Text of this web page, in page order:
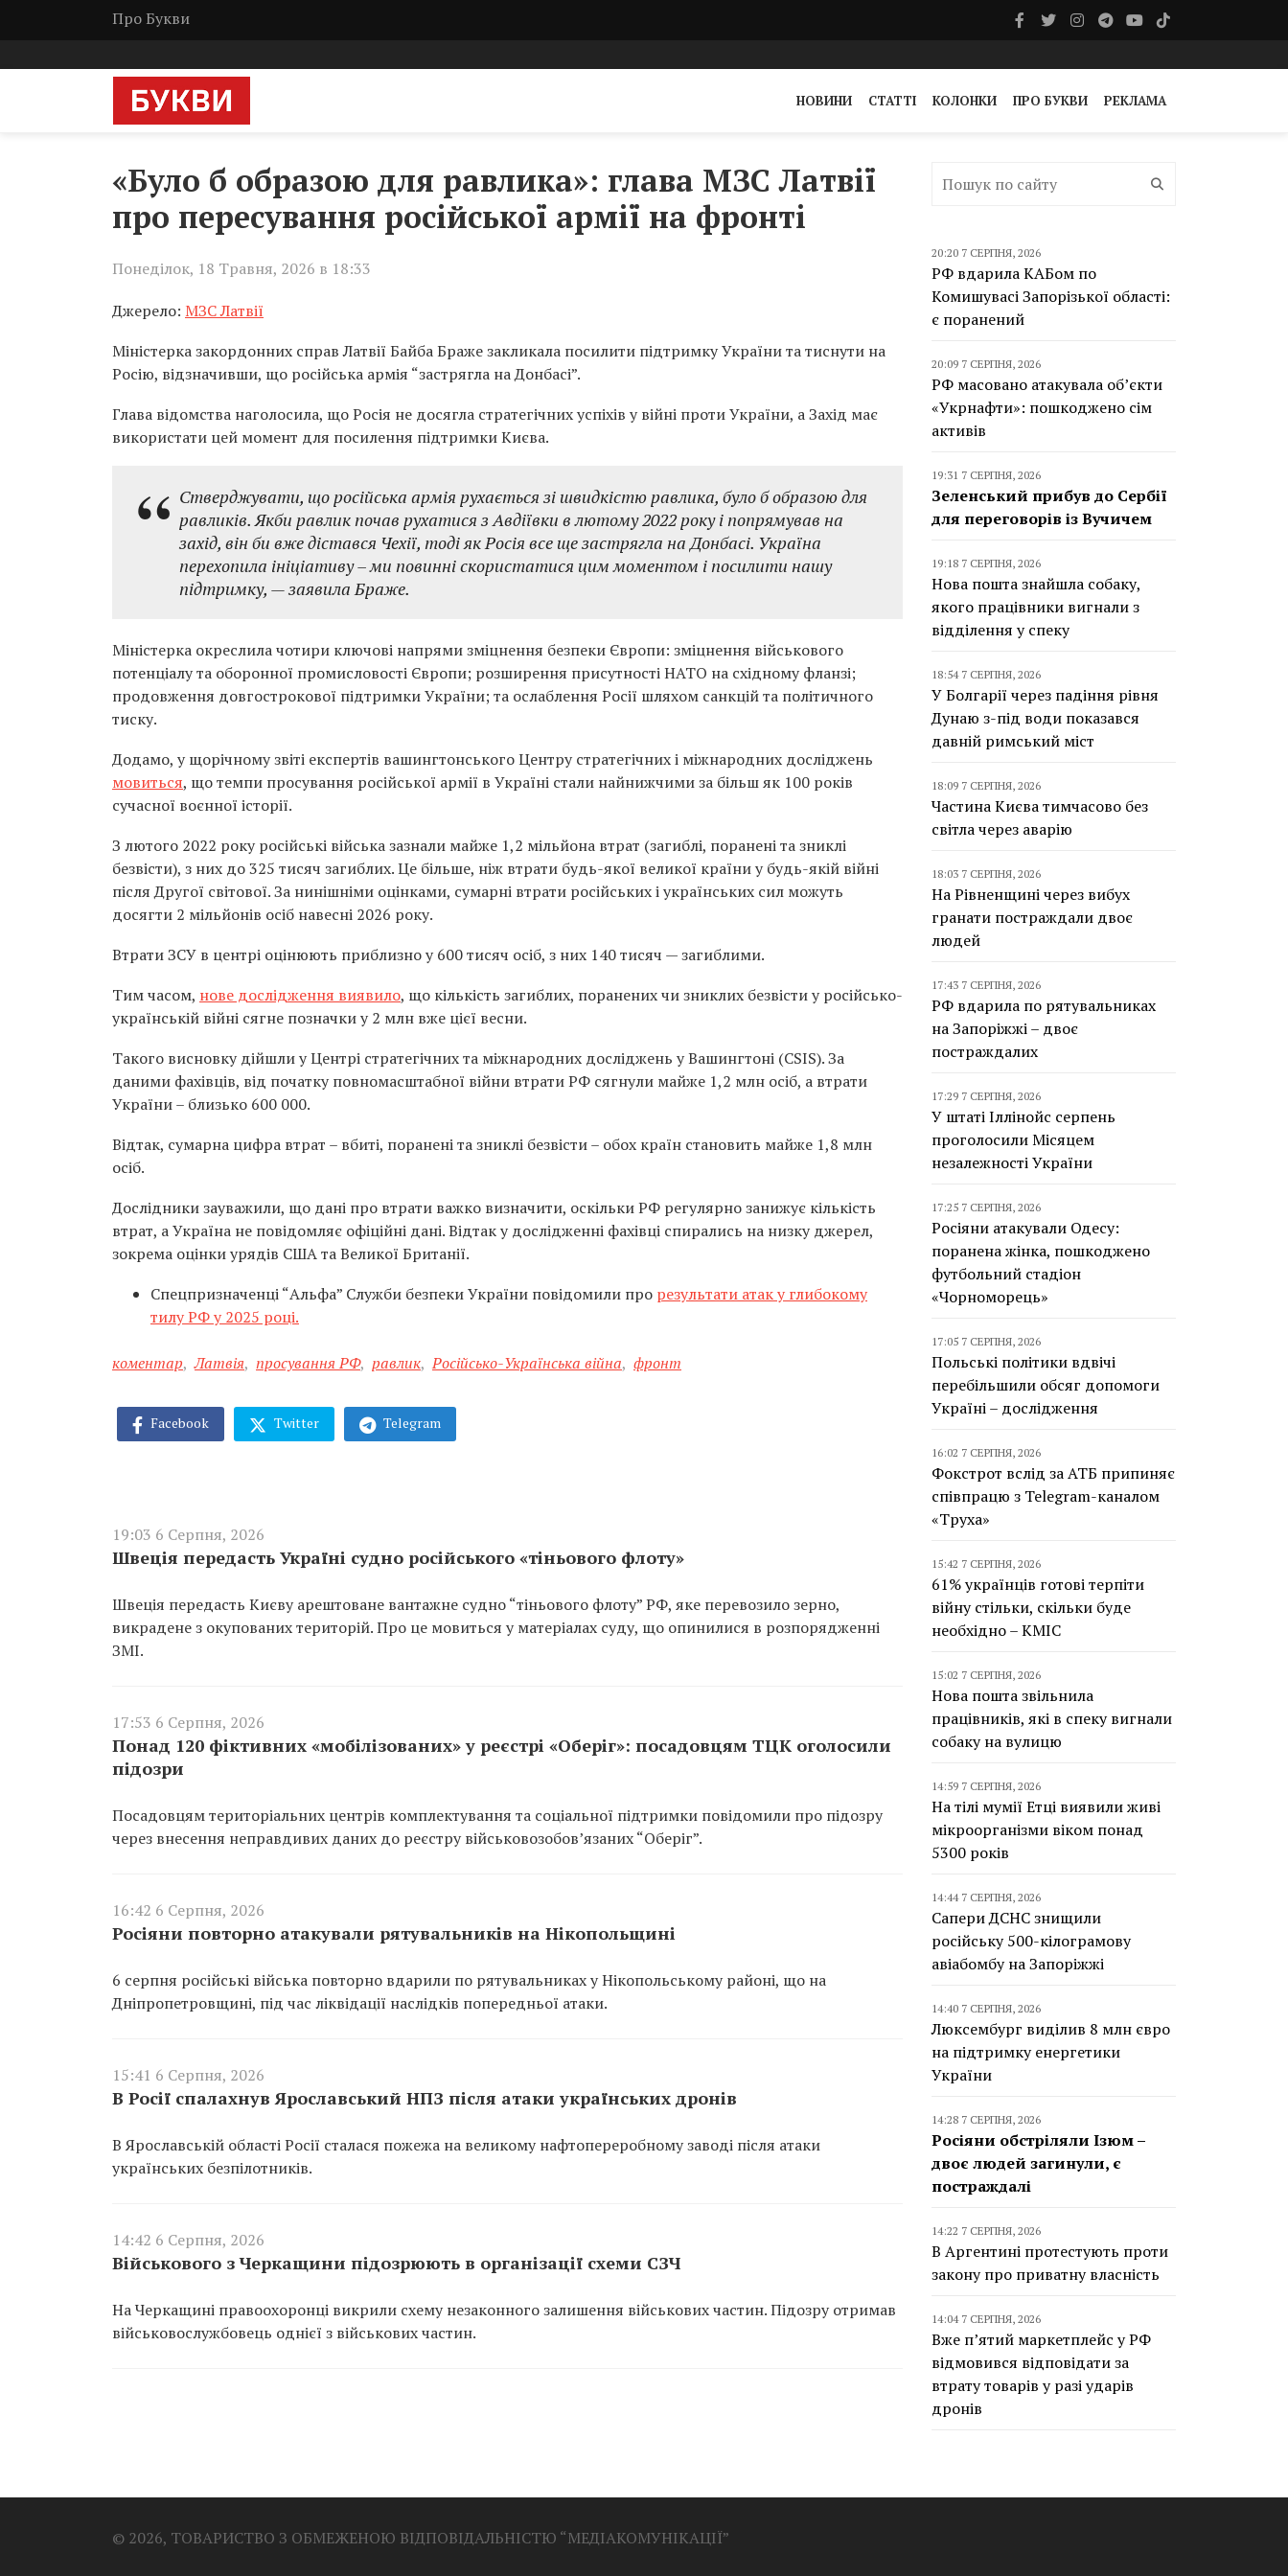
Про Букви
НОВИНИ СТАТТІ КОЛОНКИ ПРО БУКВИ РЕКЛАМА
«Було б образою для равлика»: глава МЗС Латвії
про пересування російської армії на фронті
Понеділок, 18 Травня, 2026 в 18:33
Джерело: МЗС Латвії
Міністерка закордонних справ Латвії Байба Браже закликала посилити підтримку України та тиснути на
Росію, відзначивши, що російська армія “застрягла на Донбасі”.
Глава відомства наголосила, що Росія не досягла стратегічних успіхів у війні проти України, а Захід має
використати цей момент для посилення підтримки Києва.
Стверджувати, що російська армія рухається зі швидкістю равлика, було б образою для
равликів. Якби равлик почав рухатися з Авдіївки в лютому 2022 року і попрямував на
захід, він би вже дістався Чехії, тоді як Росія все ще застрягла на Донбасі. Україна
перехопила ініціативу – ми повинні скористатися цим моментом і посилити нашу
підтримку, — заявила Браже.
Міністерка окреслила чотири ключові напрями зміцнення безпеки Європи: зміцнення військового
потенціалу та оборонної промисловості Європи; розширення присутності НАТО на східному фланзі;
продовження довгострокової підтримки України; та ослаблення Росії шляхом санкцій та політичного
тиску.
Додамо, у щорічному звіті експертів вашингтонського Центру стратегічних і міжнародних досліджень
мовиться, що темпи просування російської армії в Україні стали найнижчими за більш як 100 років
сучасної воєнної історії.
З лютого 2022 року російські війська зазнали майже 1,2 мільйона втрат (загиблі, поранені та зниклі
безвісти), з них до 325 тисяч загиблих. Це більше, ніж втрати будь-якої великої країни у будь-якій війні
після Другої світової. За нинішніми оцінками, сумарні втрати російських і українських сил можуть
досягти 2 мільйонів осіб навесні 2026 року.
Втрати ЗСУ в центрі оцінюють приблизно у 600 тисяч осіб, з них 140 тисяч — загиблими.
Тим часом, нове дослідження виявило, що кількість загиблих, поранених чи зниклих безвісти у російсько-
українській війні сягне позначки у 2 млн вже цієї весни.
Такого висновку дійшли у Центрі стратегічних та міжнародних досліджень у Вашингтоні (CSIS). За
даними фахівців, від початку повномасштабної війни втрати РФ сягнули майже 1,2 млн осіб, а втрати
України – близько 600 000.
Відтак, сумарна цифра втрат – вбиті, поранені та зниклі безвісти – обох країн становить майже 1,8 млн
осіб.
Дослідники зауважили, що дані про втрати важко визначити, оскільки РФ регулярно занижує кількість
втрат, а Україна не повідомляє офіційні дані. Відтак у дослідженні фахівці спирались на низку джерел,
зокрема оцінки урядів США та Великої Британії.
Спецпризначенці “Альфа” Служби безпеки України повідомили про результати атак у глибокому
тилу РФ у 2025 році.
коментар, Латвія, просування РФ, равлик, Російсько-Українська війна, фронт
Facebook Twitter Telegram
19:03 6 Серпня, 2026
Швеція передасть Україні судно російського «тіньового флоту»
Швеція передасть Києву арештоване вантажне судно “тіньового флоту” РФ, яке перевозило зерно,
викрадене з окупованих територій. Про це мовиться у матеріалах суду, що опинилися в розпорядженні
ЗМІ.
17:53 6 Серпня, 2026
Понад 120 фіктивних «мобілізованих» у реєстрі «Оберіг»: посадовцям ТЦК оголосили
підозри
Посадовцям територіальних центрів комплектування та соціальної підтримки повідомили про підозру
через внесення неправдивих даних до реєстру військовозобов’язаних “Оберіг”.
16:42 6 Серпня, 2026
Росіяни повторно атакували рятувальників на Нікопольщині
6 серпня російські війська повторно вдарили по рятувальниках у Нікопольському районі, що на
Дніпропетровщині, під час ліквідації наслідків попередньої атаки.
15:41 6 Серпня, 2026
В Росії спалахнув Ярославський НПЗ після атаки українських дронів
В Ярославській області Росії сталася пожежа на великому нафтопереробному заводі після атаки
українських безпілотників.
14:42 6 Серпня, 2026
Військового з Черкащини підозрюють в організації схеми СЗЧ
На Черкащині правоохоронці викрили схему незаконного залишення військових частин. Підозру отримав
військовослужбовець однієї з військових частин.
20:20 7 СЕРПНЯ, 2026
РФ вдарила КАБом по
Комишувасі Запорізької області:
є поранений
20:09 7 СЕРПНЯ, 2026
РФ масовано атакувала об’єкти
«Укрнафти»: пошкоджено сім
активів
19:31 7 СЕРПНЯ, 2026
Зеленський прибув до Сербії
для переговорів із Вучичем
19:18 7 СЕРПНЯ, 2026
Нова пошта знайшла собаку,
якого працівники вигнали з
відділення у спеку
18:54 7 СЕРПНЯ, 2026
У Болгарії через падіння рівня
Дунаю з-під води показався
давній римський міст
18:09 7 СЕРПНЯ, 2026
Частина Києва тимчасово без
світла через аварію
18:03 7 СЕРПНЯ, 2026
На Рівненщині через вибух
гранати постраждали двоє
людей
17:43 7 СЕРПНЯ, 2026
РФ вдарила по рятувальниках
на Запоріжжі – двоє
постраждалих
17:29 7 СЕРПНЯ, 2026
У штаті Іллінойс серпень
проголосили Місяцем
незалежності України
17:25 7 СЕРПНЯ, 2026
Росіяни атакували Одесу:
поранена жінка, пошкоджено
футбольний стадіон
«Чорноморець»
17:05 7 СЕРПНЯ, 2026
Польські політики вдвічі
перебільшили обсяг допомоги
Україні – дослідження
16:02 7 СЕРПНЯ, 2026
Фокстрот вслід за АТБ припиняє
співпрацю з Telegram-каналом
«Труха»
15:42 7 СЕРПНЯ, 2026
61% українців готові терпіти
війну стільки, скільки буде
необхідно – КМІС
15:02 7 СЕРПНЯ, 2026
Нова пошта звільнила
працівників, які в спеку вигнали
собаку на вулицю
14:59 7 СЕРПНЯ, 2026
На тілі мумії Етці виявили живі
мікроорганізми віком понад
5300 років
14:44 7 СЕРПНЯ, 2026
Сапери ДСНС знищили
російську 500-кілограмову
авіабомбу на Запоріжжі
14:40 7 СЕРПНЯ, 2026
Люксембург виділив 8 млн євро
на підтримку енергетики
України
14:28 7 СЕРПНЯ, 2026
Росіяни обстріляли Ізюм –
двоє людей загинули, є
постраждалі
14:22 7 СЕРПНЯ, 2026
В Аргентині протестують проти
закону про приватну власність
14:04 7 СЕРПНЯ, 2026
Вже п’ятий маркетплейс у РФ
відмовився відповідати за
втрату товарів у разі ударів
дронів
© 2026, ТОВАРИСТВО З ОБМЕЖЕНОЮ ВІДПОВІДАЛЬНІСТЮ “МЕДІАКОМУНІКАЦІЇ”